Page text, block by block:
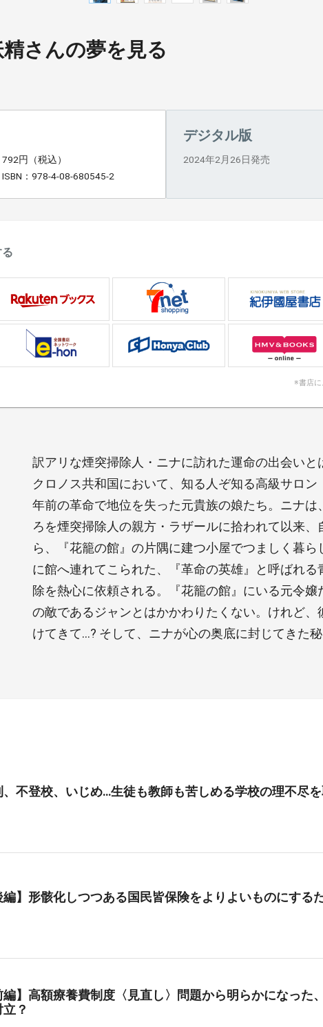
さんの夢を見る
792円（税込）
ISBN：978-4-08-680545-2
デジタル版
2024年2月26日発売
※書店に
訳アリな煙突掃除人・ニナに訪れた運命の出会い
クロノス共和国において、知る人ぞ知る高級サロ
年前の革命で地位を失った元貴族の娘たち。ニナ
ろを煙突掃除人の親方・ラザールに拾われて以来
ら、『花籠の館』の片隅に建つ小屋でつましく暮
に館へ連れてこられた、『革命の英雄』と呼ばれ
除を熱心に依頼される。『花籠の館』にいる元令
の敵であるジャンとはかかわりたくない。けれど
けてきて…? そして、ニナが心の奥底に封じてきた
、不登校、いじめ…生徒も教師も苦しめる学校の理不尽
編】形骸化しつつある国民皆保険をよりよいものにする
編】高額療養費制度〈見直し〉問題から明らかになった
立？